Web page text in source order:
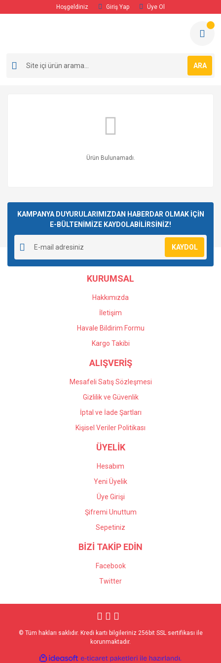
Hoşgeldiniz Giriş Yap Üye Ol
ARA
Ürün Bulunamadı.
KAMPANYA DUYURULARIMIZDAN HABERDAR OLMAK İÇİN
E-BÜLTENİMİZE KAYDOLABİLİRSİNİZ!
KAYDOL
KURUMSAL
Hakkımızda
İletişim
Havale Bildirim Formu
Kargo Takibi
ALIŞVERİŞ
Mesafeli Satış Sözleşmesi
Gizlilik ve Güvenlik
İptal ve İade Şartları
Kişisel Veriler Politikası
ÜYELİK
Hesabım
Yeni Üyelik
Üye Girişi
Şifremi Unuttum
Sepetiniz
BİZİ TAKİP EDİN
Facebook
Twitter
© Tüm hakları saklıdır. Kredi kartı bilgileriniz 256bit SSL sertifikası ile
korunmaktadır.
ideasoft e-